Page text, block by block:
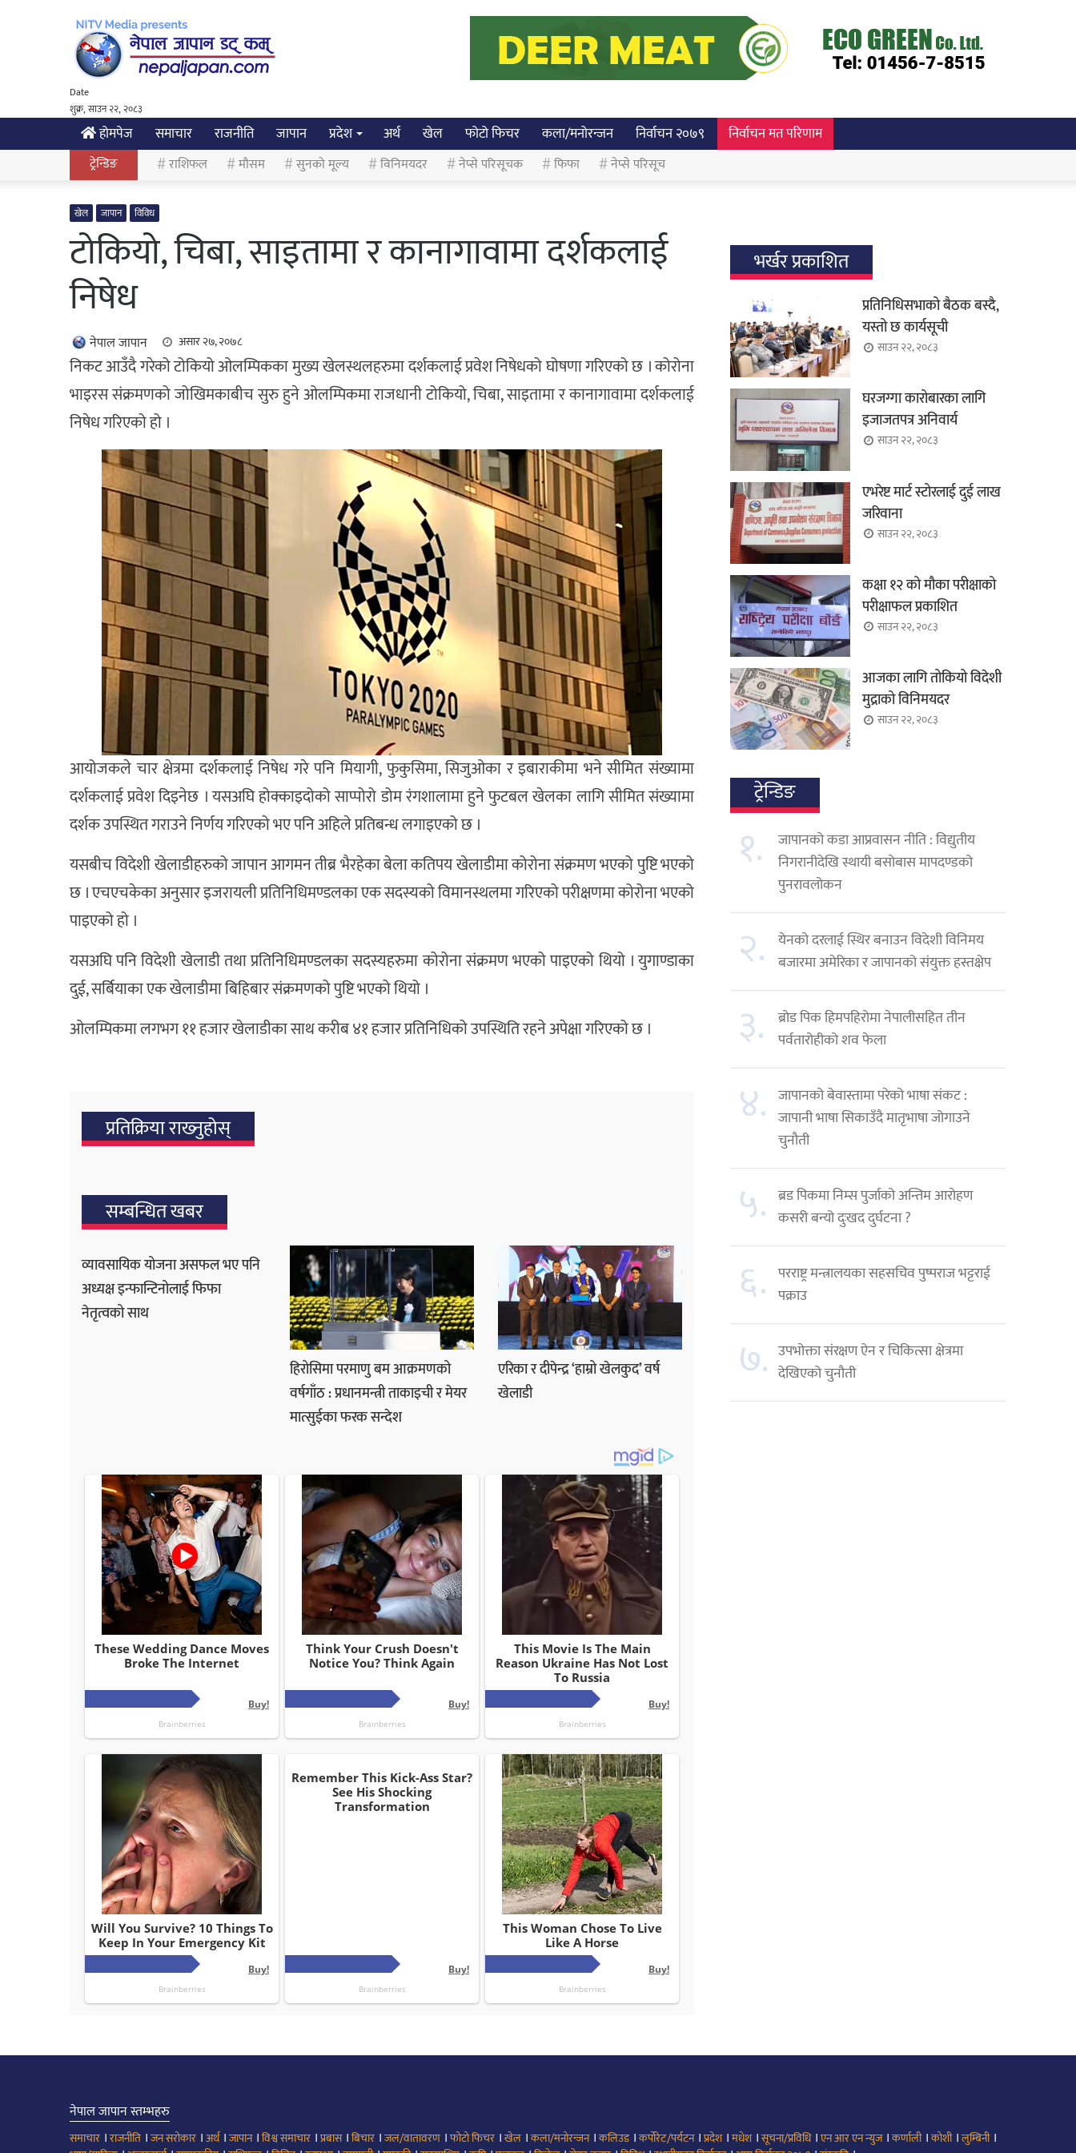
Date
शुक्र, साउन २२, २०८३
होमपेज समाचार राजनीति जापान प्रदेश अर्थ खेल फोटो फिचर कला/मनोरन्जन निर्वाचन २०७९ निर्वाचन मत परिणाम
ट्रेन्डिङ राशिफल मौसम सुनको मूल्य विनिमयदर नेप्से परिसूचक फिफा नेप्से परिसूच
खेल जापान विविध
टोकियो, चिबा, साइतामा र कानागावामा दर्शकलाई
निषेध
नेपाल जापान असार २७, २०७८
निकट आउँदै गरेको टोकियो ओलम्पिकका मुख्य खेलस्थलहरुमा दर्शकलाई प्रवेश निषेधको घोषणा गरिएको छ । कोरोना
भाइरस संक्रमणको जोखिमकाबीच सुरु हुने ओलम्पिकमा राजधानी टोकियो, चिबा, साइतामा र कानागावामा दर्शकलाई
निषेध गरिएको हो ।
आयोजकले चार क्षेत्रमा दर्शकलाई निषेध गरे पनि मियागी, फुकुसिमा, सिजुओका र इबाराकीमा भने सीमित संख्यामा
दर्शकलाई प्रवेश दिइनेछ । यसअघि होक्काइदोको साप्पोरो डोम रंगशालामा हुने फुटबल खेलका लागि सीमित संख्यामा
दर्शक उपस्थित गराउने निर्णय गरिएको भए पनि अहिले प्रतिबन्ध लगाइएको छ ।
यसबीच विदेशी खेलाडीहरुको जापान आगमन तीब्र भैरहेका बेला कतिपय खेलाडीमा कोरोना संक्रमण भएको पुष्टि भएको
छ । एचएचकेका अनुसार इजरायली प्रतिनिधिमण्डलका एक सदस्यको विमानस्थलमा गरिएको परीक्षणमा कोरोना भएको
पाइएको हो ।
यसअघि पनि विदेशी खेलाडी तथा प्रतिनिधिमण्डलका सदस्यहरुमा कोरोना संक्रमण भएको पाइएको थियो । युगाण्डाका
दुई, सर्बियाका एक खेलाडीमा बिहिबार संक्रमणको पुष्टि भएको थियो ।
ओलम्पिकमा लगभग ११ हजार खेलाडीका साथ करीब ४१ हजार प्रतिनिधिको उपस्थिति रहने अपेक्षा गरिएको छ ।
प्रतिक्रिया राख्‍नुहोस्
सम्बन्धित खबर
व्यावसायिक योजना असफल भए पनि
अध्यक्ष इन्फान्टिनोलाई फिफा
नेतृत्वको साथ
हिरोसिमा परमाणु बम आक्रमणको
वर्षगाँठ : प्रधानमन्त्री ताकाइची र मेयर
मात्सुईका फरक सन्देश
एरिका र दीपेन्द्र ‘हाम्रो खेलकुद’ वर्ष
खेलाडी
भर्खर प्रकाशित
प्रतिनिधिसभाको बैठक बस्दै,
यस्तो छ कार्यसूची
साउन २२, २०८३
घरजग्गा कारोबारका लागि
इजाजतपत्र अनिवार्य
साउन २२, २०८३
एभरेष्ट मार्ट स्टोरलाई दुई लाख
जरिवाना
साउन २२, २०८३
कक्षा १२ को मौका परीक्षाको
परीक्षाफल प्रकाशित
साउन २२, २०८३
आजका लागि तोकियो विदेशी
मुद्राको विनिमयदर
साउन २२, २०८३
ट्रेन्डिङ
१.
जापानको कडा आप्रवासन नीति : विद्युतीय
निगरानीदेखि स्थायी बसोबास मापदण्डको
पुनरावलोकन
२.
येनको दरलाई स्थिर बनाउन विदेशी विनिमय
बजारमा अमेरिका र जापानको संयुक्त हस्तक्षेप
३.
ब्रोड पिक हिमपहिरोमा नेपालीसहित तीन
पर्वतारोहीको शव फेला
४. जापानको बेवास्तामा परेको भाषा संकट :
जापानी भाषा सिकाउँदै मातृभाषा जोगाउने
चुनौती
५. ब्रड पिकमा निम्स पुर्जाको अन्तिम आरोहण
कसरी बन्यो दुःखद दुर्घटना ?
६. परराष्ट्र मन्त्रालयका सहसचिव पुष्पराज भट्टराई
पक्राउ
७. उपभोक्ता संरक्षण ऐन र चिकित्सा क्षेत्रमा
देखिएको चुनौती
नेपाल जापान स्तम्भहरु
समाचार ।राजनीति ।जन सरोकार ।अर्थ।जापान।विश्व समाचार ।प्रबास।बिचार ।जल/वातावरण ।फोटो फिचर ।खेल ।कला/मनोरन्जन।कलिउड।कर्पोरेट/पर्यटन।प्रदेश।मधेश।सूचना/प्रविधि।एन आर एन न्युज।कर्णाली।कोशी।लुम्बिनी।